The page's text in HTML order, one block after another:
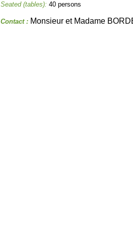
Seated (tables): 40 persons
Contact : Monsieur et Madame